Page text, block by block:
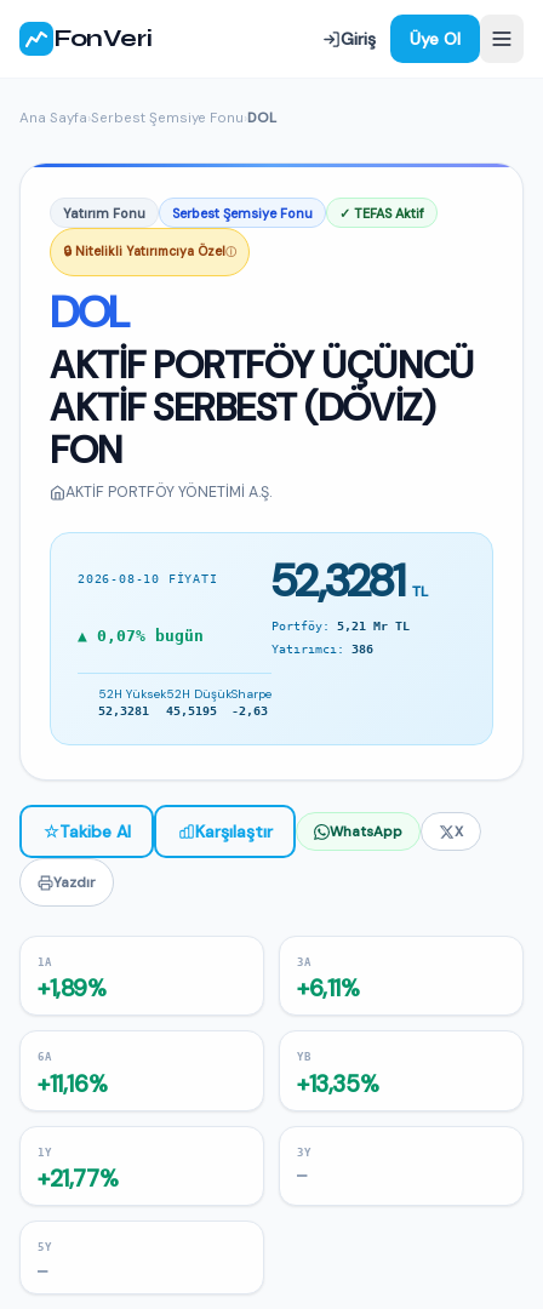
FonVeri Giriş Üye Ol
Ana Sayfa›Serbest Şemsiye Fonu›DOL
Yatırım Fonu Serbest Şemsiye Fonu ✓ TEFAS Aktif
🔒 Nitelikli Yatırımcıya Özelⓘ
DOL
AKTİF PORTFÖY ÜÇÜNCÜ
AKTİF SERBEST (DÖVİZ)
FON
AKTİF PORTFÖY YÖNETİMİ A.Ş.
2026-08-10 FIYATI 52,3281 TL
▲ 0,07% bugün
Portföy: 5,21 Mr TL
Yatırımcı: 386
52H Yüksek
52,3281
52H Düşük
45,5195
Sharpe
-2,63
☆Takibe Al Karşılaştır WhatsApp X
Yazdır
1A
+1,89%
3A
+6,11%
6A
+11,16%
YB
+13,35%
1Y
+21,77%
3Y
—
5Y
—